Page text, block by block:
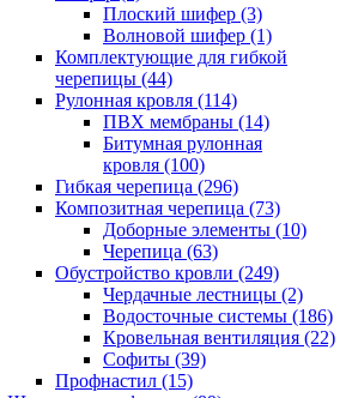
Плоский шифер (3)
Волновой шифер (1)
Комплектующие для гибкой
черепицы (44)
Рулонная кровля (114)
ПВХ мембраны (14)
Битумная рулонная
кровля (100)
Гибкая черепица (296)
Композитная черепица (73)
Доборные элементы (10)
Черепица (63)
Обустройство кровли (249)
Чердачные лестницы (2)
Водосточные системы (186)
Кровельная вентиляция (22)
Cофиты (39)
Профнастил (15)